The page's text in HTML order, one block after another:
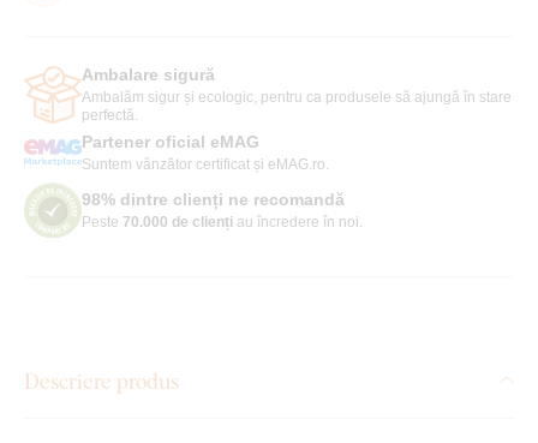
Ambalare sigură
Ambalăm sigur și ecologic, pentru ca produsele să ajungă în stare
perfectă.
Partener oficial eMAG
Suntem vânzător certificat și eMAG.ro.
98% dintre clienți ne recomandă
Peste 70.000 de clienți au încredere în noi.
Descriere produs